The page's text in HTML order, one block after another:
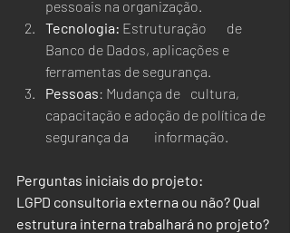
pessoais na organização.
Tecnologia: Estruturação 	de
Banco de Dados, aplicações e
ferramentas de segurança.
Pessoas: Mudança de 	cultura,
capacitação e adoção de política de
segurança da 	informação.
Perguntas iniciais do projeto:
LGPD consultoria externa ou não? Qual
estrutura interna trabalhará no projeto?